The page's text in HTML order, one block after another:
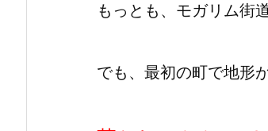
もっとも、モガリム街
でも、最初の町で地形